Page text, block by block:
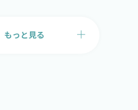
もっと見る